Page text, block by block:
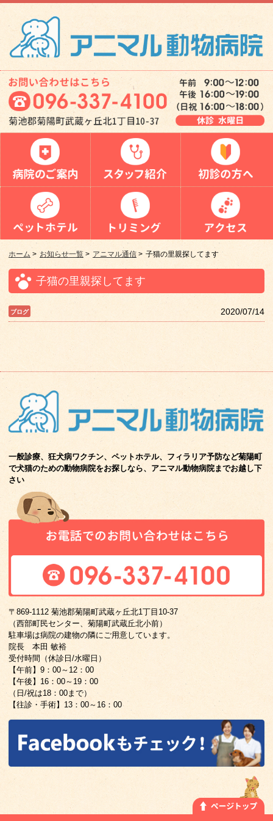
ホーム > お知らせ一覧 > アニマル通信 > 子猫の里親探してます
子猫の里親探してます
2020/07/14
一般診療、狂犬病ワクチン、ペットホテル、フィラリア予防など菊陽町
で犬猫のための動物病院をお探しなら、アニマル動物病院までお越し下
さい
〒869-1112 菊池郡菊陽町武蔵ヶ丘北1丁目10-37
（西部町民センター、菊陽町武蔵丘北小前）
駐車場は病院の建物の隣にご用意しています。
院長 本田 敏裕
受付時間（休診日/水曜日）
【午前】9：00～12：00
【午後】16：00～19：00
（日/祝は18：00まで）
【往診・手術】13：00～16：00